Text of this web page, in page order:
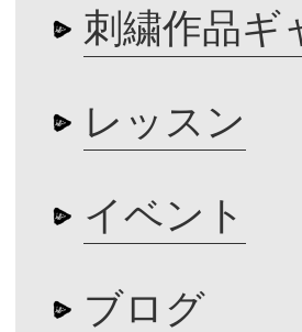
刺繍作品ギ
レッスン
イベント
ブログ